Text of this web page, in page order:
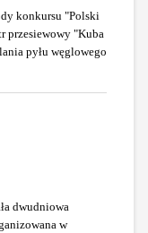
konkursu "Polski
przesiewowy "Kuba
pyłu węglowego
dwudniowa
w